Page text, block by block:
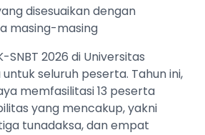
disesuaikan dengan
masing-masing
SNBT 2026 di Universitas
seluruh peserta. Tahun ini,
memfasilitasi 13 peserta
yang mencakup, yakni
tunadaksa, dan empat